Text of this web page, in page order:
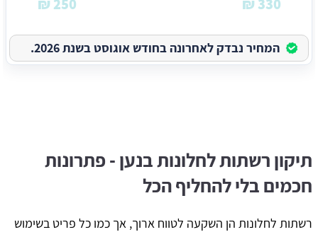
המחיר נבדק לאחרונה בחודש אוגוסט בשנת 2026.
תיקון רשתות לחלונות בנען - פתרונות
חכמים בלי להחליף הכל
רשתות לחלונות הן השקעה לטווח ארוך, אך כמו כל פריט בשימוש